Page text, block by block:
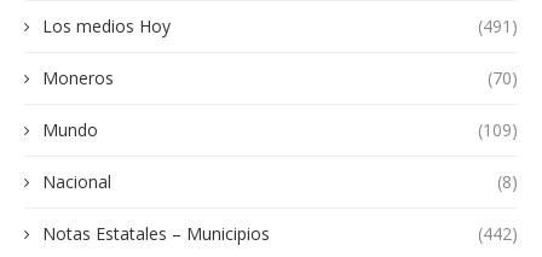
Los medios Hoy (491)
Moneros (70)
Mundo (109)
Nacional (8)
Notas Estatales – Municipios (442)